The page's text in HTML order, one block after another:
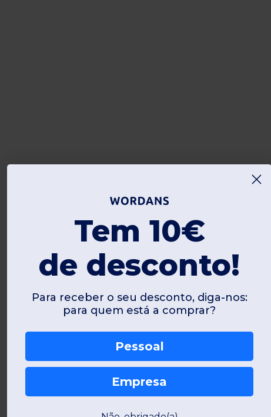
Tem 10€
de desconto!
Para receber o seu desconto, diga-nos:
para quem está a comprar?
Pessoal
Empresa